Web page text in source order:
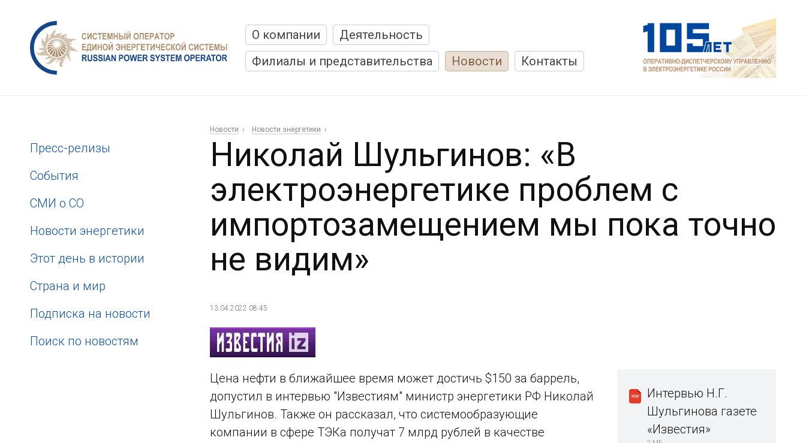
О компании
Деятельность
Филиалы и представительства
Новости Контакты
Пресс-релизы
События
СМИ о СО
Новости энергетики
Этот день в истории
Страна и мир
Подписка на новости
Поиск по новостям
Новости Новости энергетики
Николай Шульгинов: «В
электроэнергетике проблем с
импортозамещением мы пока точно
не видим»
13.04.2022 08:45
Интервью Н.Г.
Шульгинова газете
«Известия»
Цена нефти в ближайшее время может достичь $150 за баррель,
допустил в интервью "Известиям" министр энергетики РФ Николай
Шульгинов. Также он рассказал, что системообразующие
компании в сфере ТЭКа получат 7 млрд рублей в качестве